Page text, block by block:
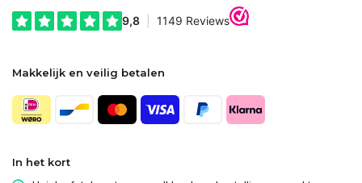
Makkelijk en veilig betalen
In het kort